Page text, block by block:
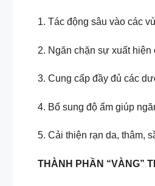
1. Tác động sâu vào các
2. Ngăn chặn sự xuất hiện
3. Cung cấp đầy đủ các
4. Bổ sung độ ẩm giúp
5. Cải thiện rạn da, thâm,
THÀNH PHẦN “VÀNG”